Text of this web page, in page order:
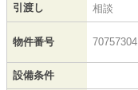
引渡し 相談
物件番号 70757304
設備条件